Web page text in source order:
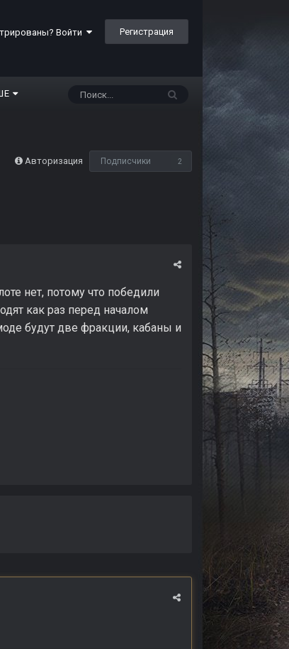
Войти Регистрация
Авторизация Подписчики 2
нет, потому что победили
как раз перед началом
будут две фракции, кабаны и